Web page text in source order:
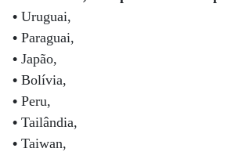
• Uruguai,
• Paraguai,
• Japão,
• Bolívia,
• Peru,
• Tailândia,
• Taiwan,